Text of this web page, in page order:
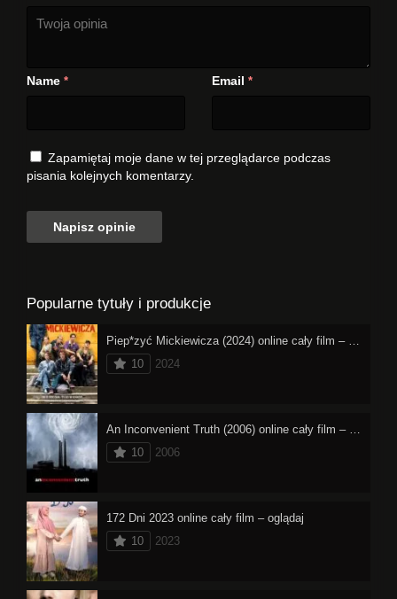
Name * Email *
Zapamiętaj moje dane w tej przeglądarce podczas
pisania kolejnych komentarzy.
Popularne tytuły i produkcje
10
2024
10
2006
172 Dni 2023 online cały film – oglądaj
10
2023